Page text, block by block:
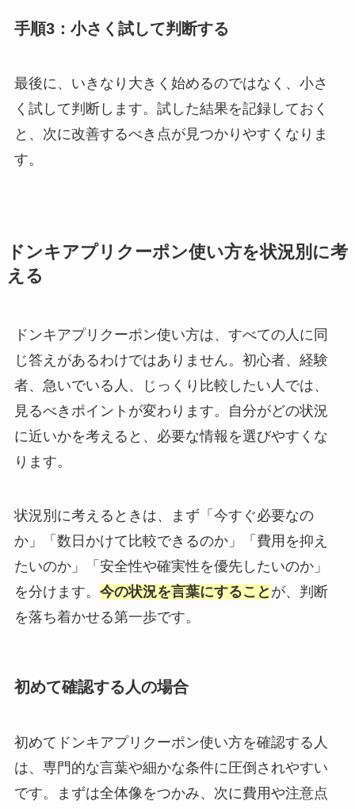
手順3：小さく試して判断する
最後に、いきなり大きく始めるのではなく、小さ
く試して判断します。試した結果を記録しておく
と、次に改善するべき点が見つかりやすくなりま
す。
ドンキアプリクーポン使い方を状況別に考
える
ドンキアプリクーポン使い方は、すべての人に同
じ答えがあるわけではありません。初心者、経験
者、急いでいる人、じっくり比較したい人では、
見るべきポイントが変わります。自分がどの状況
に近いかを考えると、必要な情報を選びやすくな
ります。
状況別に考えるときは、まず「今すぐ必要なの
か」「数日かけて比較できるのか」「費用を抑え
たいのか」「安全性や確実性を優先したいのか」
を分けます。 今の状況を言葉にすること が、判断
を落ち着かせる第一歩です。
初めて確認する人の場合
初めてドンキアプリクーポン使い方を確認する人
は、専門的な言葉や細かな条件に圧倒されやすい
です。まずは全体像をつかみ、次に費用や注意点